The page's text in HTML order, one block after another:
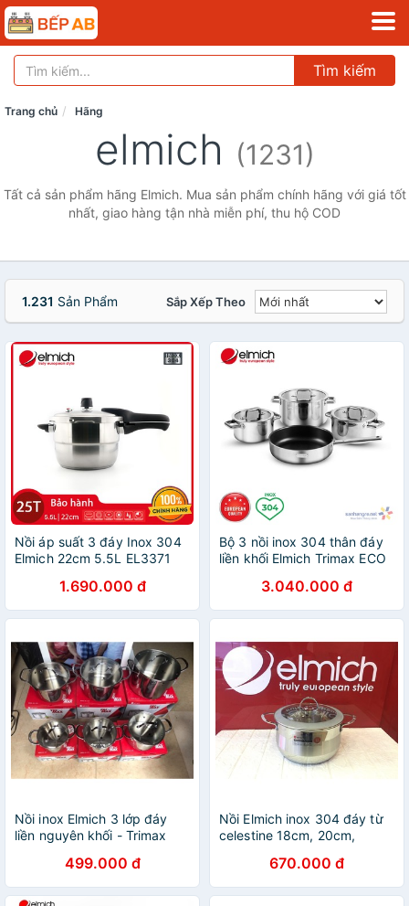
Tìm kiếm
Trang chủ Hãng
elmich (1231)
Tất cả sản phẩm hãng Elmich. Mua sản phẩm chính hãng với giá tốt
nhất, giao hàng tận nhà miễn phí, thu hộ COD
1.231 Sản Phẩm Sắp Xếp Theo
Nồi áp suất 3 đáy Inox 304
Elmich 22cm 5.5L EL3371
1.690.000 đ
Bộ 3 nồi inox 304 thân đáy
liền khối Elmich Trimax ECO
tặng kèm chảo chống dính
26cm
3.040.000 đ
Nồi inox Elmich 3 lớp đáy
liền nguyên khối - Trimax
499.000 đ
Nồi Elmich inox 304 đáy từ
celestine 18cm, 20cm,
670.000 đ